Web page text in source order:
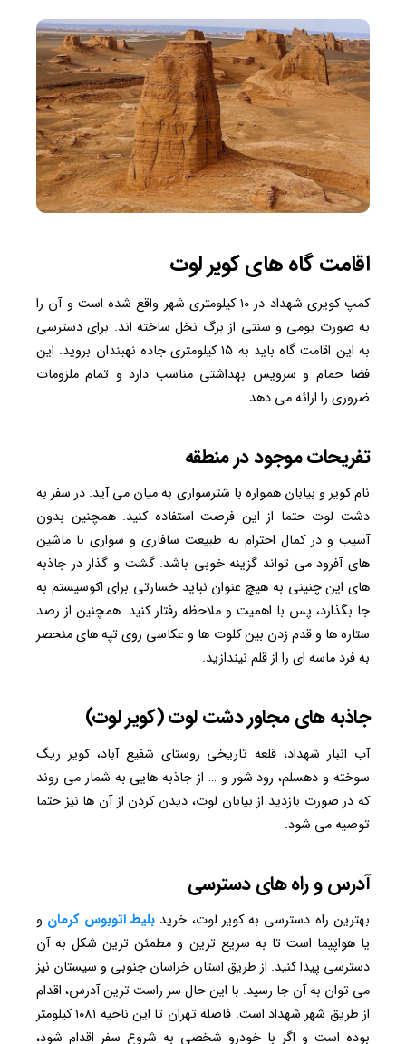
اقامت گاه های کویر لوت
کمپ کویری شهداد در ۱۰ کیلومتری شهر واقع شده است و آن را
به صورت بومی و سنتی از برگ نخل ساخته اند. برای دسترسی
به این اقامت گاه باید به ۱۵ کیلومتری جاده نهبندان بروید. این
فضا حمام و سرویس بهداشتی مناسب دارد و تمام ملزومات
ضروری را ارائه می دهد.
تفریحات موجود در منطقه
نام کویر و بیابان همواره با شترسواری به میان می آید. در سفر به
دشت لوت حتما از این فرصت استفاده کنید. همچنین بدون
آسیب و در کمال احترام به طبیعت سافاری و سواری با ماشین
های آفرود می تواند گزینه خوبی باشد. گشت و گذار در جاذبه
های این چنینی به هیچ عنوان نباید خسارتی برای اکوسیستم به
جا بگذارد، پس با اهمیت و ملاحظه رفتار کنید. همچنین از رصد
ستاره ها و قدم زدن بین کلوت ها و عکاسی روی تپه های منحصر
به فرد ماسه ای را از قلم نیندازید.
جاذبه های مجاور دشت لوت (کویر لوت)
آب انبار شهداد، قلعه تاریخی روستای شفیع آباد، کویر ریگ
سوخته و دهسلم، رود شور و … از جاذبه هایی به شمار می روند
که در صورت بازدید از بیابان لوت، دیدن کردن از آن ها نیز حتما
توصیه می شود.
آدرس و راه های دسترسی
بهترین راه دسترسی به کویر لوت، خریدبلیط اتوبوس کرمان و
یا هواپیما است تا به سریع ترین و مطمئن ترین شکل به آن
دسترسی پیدا کنید. از طریق استان خراسان جنوبی و سیستان نیز
می توان به آن جا رسید. با این حال سر راست ترین آدرس، اقدام
از طریق شهر شهداد است. فاصله تهران تا این ناحیه ۱۰۸۱ کیلومتر
بوده است و اگر با خودرو شخصی به شروع سفر اقدام شود،